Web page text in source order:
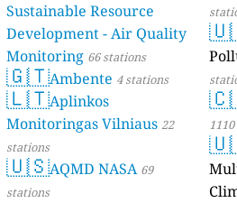
Sustainable Resource
Development - Air Quality
Monitoring 66 stations
🇬🇹Ambente 4 stations
🇱🇹Aplinkos
Monitoringas Vilniaus 22
stations
🇺🇸AQMD NASA 69
stations